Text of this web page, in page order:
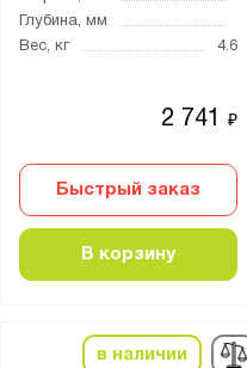
Глубина, мм
Вес, кг
4.6
2 741₽
Быстрый заказ
В корзину
в наличии
FerrumFormat
ПАКС-Металл
Бренд:
Aiko
Nobilis